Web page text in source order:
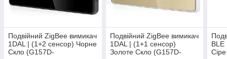
Подвійний ZigBee вимикач
1DAL | (1+2 сенсор) Чорне
Скло (G157D-
Подвійний ZigBee вимикач
1DAL | (1+1 сенсор)
Золоте Скло (G157D-
BLE